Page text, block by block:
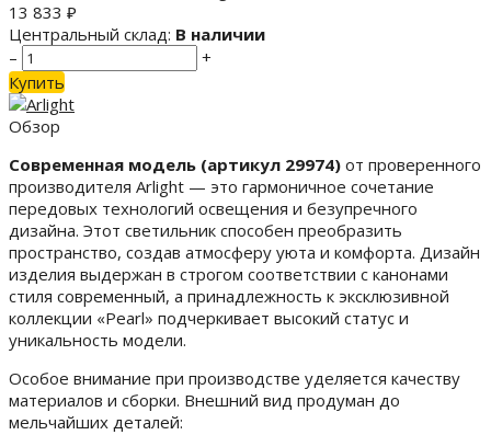
13 833 ₽
Центральный склад: В наличии
–
+
Купить
Обзор
Современная модель (артикул 29974) от проверенного
производителя Arlight — это гармоничное сочетание
передовых технологий освещения и безупречного
дизайна. Этот светильник способен преобразить
пространство, создав атмосферу уюта и комфорта. Дизайн
изделия выдержан в строгом соответствии с канонами
стиля современный, а принадлежность к эксклюзивной
коллекции «Pearl» подчеркивает высокий статус и
уникальность модели.
Особое внимание при производстве уделяется качеству
материалов и сборки. Внешний вид продуман до
мельчайших деталей: